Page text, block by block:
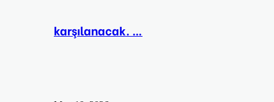
karşılanacak. …